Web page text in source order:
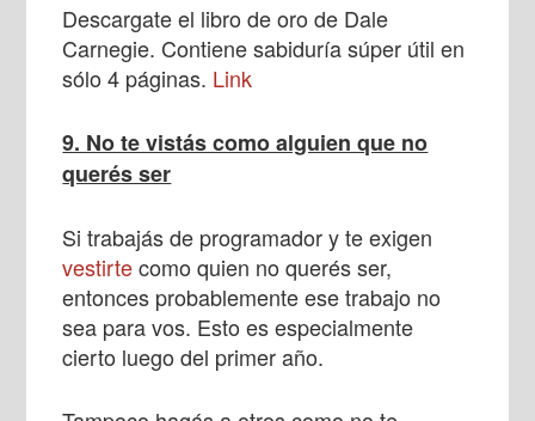
Descargate el libro de oro de Dale
Carnegie. Contiene sabiduría súper útil en
sólo 4 páginas. Link
9. No te vistás como alguien que no
querés ser
Si trabajás de programador y te exigen
vestirtecomo quien no querés ser,
entonces probablemente ese trabajo no
sea para vos. Esto es especialmente
cierto luego del primer año.